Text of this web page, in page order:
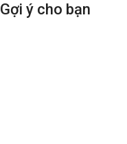
Gợi ý cho bạn